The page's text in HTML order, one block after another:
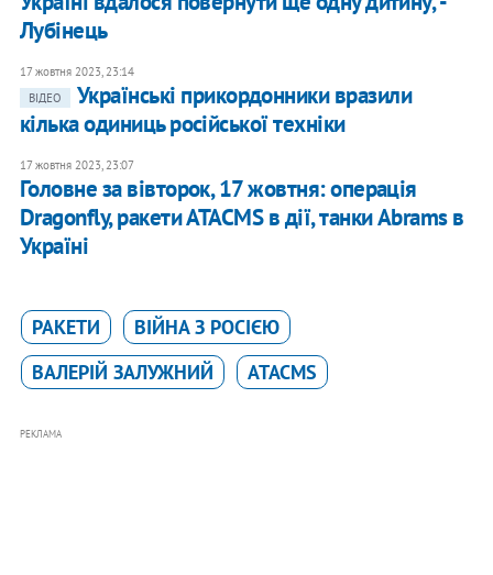
Лубінець
17 жовтня 2023, 23:14
ВІДЕО
Українські прикордонники вразили
кілька одиниць російської техніки
17 жовтня 2023, 23:07
Головне за вівторок, 17 жовтня: операція
Dragonfly, ракети ATACMS в дії, танки Abrams в
Україні
РАКЕТИ
ВІЙНА З РОСІЄЮ
ВАЛЕРІЙ ЗАЛУЖНИЙ
ATACMS
РЕКЛАМА